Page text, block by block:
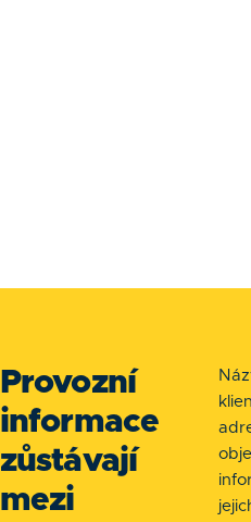
Provozní
informace
zůstávají
mezi